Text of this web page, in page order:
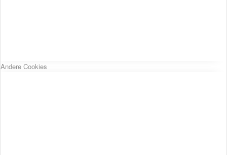
Andere Cookies